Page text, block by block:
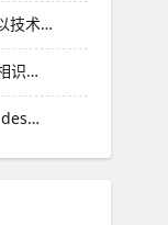
技术…
识…